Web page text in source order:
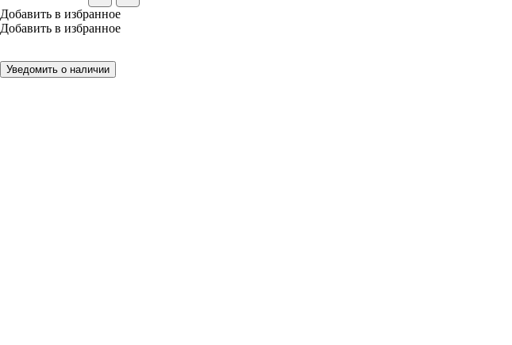
Добавить в избранное
Добавить в избранное